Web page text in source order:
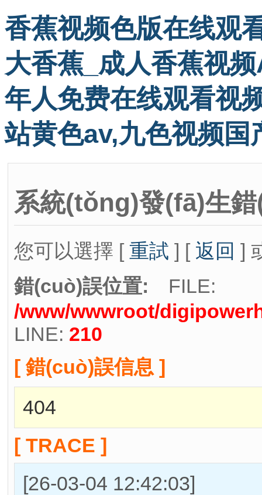
香蕉视频色版在线观
大香蕉_成人香蕉视
年人免费在线观看视
站黄色av,九色视频国
系統(tǒng)發(fā)生
您可以選擇 [ 重試 ] [ 返回 ]
錯(cuò)誤位置: FILE:
/www/wwwroot/
LINE: 210
[ 錯(cuò)誤信息 ]
404
[ TRACE ]
[26-03-04 12:42:03]